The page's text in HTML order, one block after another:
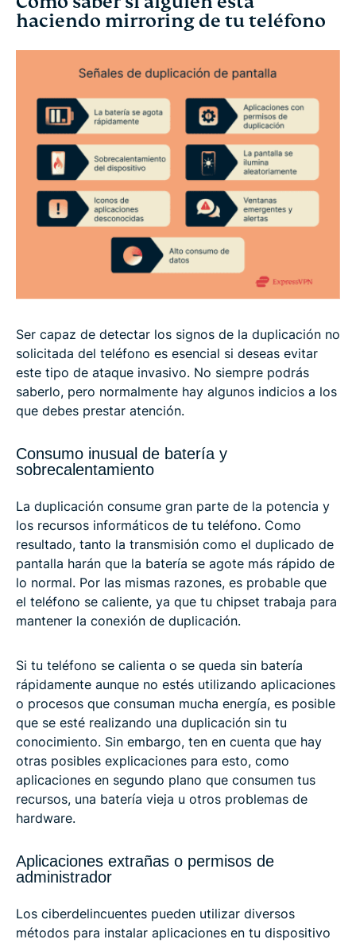
haciendo mirroring de tu teléfono
Ser capaz de detectar los signos de la duplicación no
solicitada del teléfono es esencial si deseas evitar
este tipo de ataque invasivo. No siempre podrás
saberlo, pero normalmente hay algunos indicios a los
que debes prestar atención.
Consumo inusual de batería y
sobrecalentamiento
La duplicación consume gran parte de la potencia y
los recursos informáticos de tu teléfono. Como
resultado, tanto la transmisión como el duplicado de
pantalla harán que la batería se agote más rápido de
lo normal. Por las mismas razones, es probable que
el teléfono se caliente, ya que tu chipset trabaja para
mantener la conexión de duplicación.
Si tu teléfono se calienta o se queda sin batería
rápidamente aunque no estés utilizando aplicaciones
o procesos que consuman mucha energía, es posible
que se esté realizando una duplicación sin tu
conocimiento. Sin embargo, ten en cuenta que hay
otras posibles explicaciones para esto, como
aplicaciones en segundo plano que consumen tus
recursos, una batería vieja u otros problemas de
hardware.
Aplicaciones extrañas o permisos de
administrador
Los ciberdelincuentes pueden utilizar diversos
métodos para instalar aplicaciones en tu dispositivo